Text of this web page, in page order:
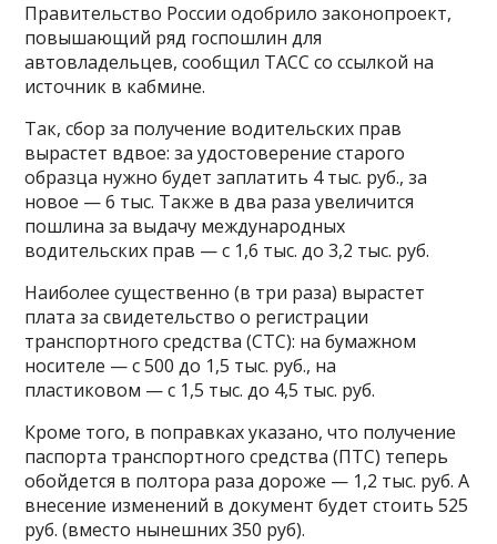
Правительство России одобрило законопроект,
повышающий ряд госпошлин для
автовладельцев, сообщил ТАСС со ссылкой на
источник в кабмине.
Так, сбор за получение водительских прав
вырастет вдвое: за удостоверение старого
образца нужно будет заплатить 4 тыс. руб., за
новое — 6 тыс. Также в два раза увеличится
пошлина за выдачу международных
водительских прав — с 1,6 тыс. до 3,2 тыс. руб.
Наиболее существенно (в три раза) вырастет
плата за свидетельство о регистрации
транспортного средства (СТС): на бумажном
носителе — с 500 до 1,5 тыс. руб., на
пластиковом — с 1,5 тыс. до 4,5 тыс. руб.
Кроме того, в поправках указано, что получение
паспорта транспортного средства (ПТС) теперь
обойдется в полтора раза дороже — 1,2 тыс. руб. А
внесение изменений в документ будет стоить 525
руб. (вместо нынешних 350 руб).